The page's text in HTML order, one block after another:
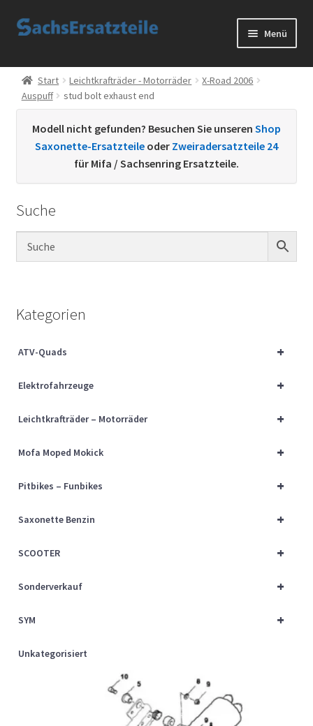
Zur
Zum
Menü
Start
AGB
Datenschutzerklärung
Kontakt
Sachs Ersatzteile
Über uns
Start Leichtkrafträder - Motorräder
X-Road 2006
Auspuff
stud bolt exhaust end
Modell nicht gefunden? Besuchen Sie unseren Shop
Saxonette-Ersatzteile oder Zweiradersatzteile 24
für Mifa / Sachsenring Ersatzteile.
Suche
Kategorien
+
ATV-Quads
+
Elektrofahrzeuge
+
Leichtkrafträder – Motorräder
+
Mofa Moped Mokick
+
Pitbikes – Funbikes
+
Saxonette Benzin
+
SCOOTER
+
Sonderverkauf
+
SYM
Unkategorisiert